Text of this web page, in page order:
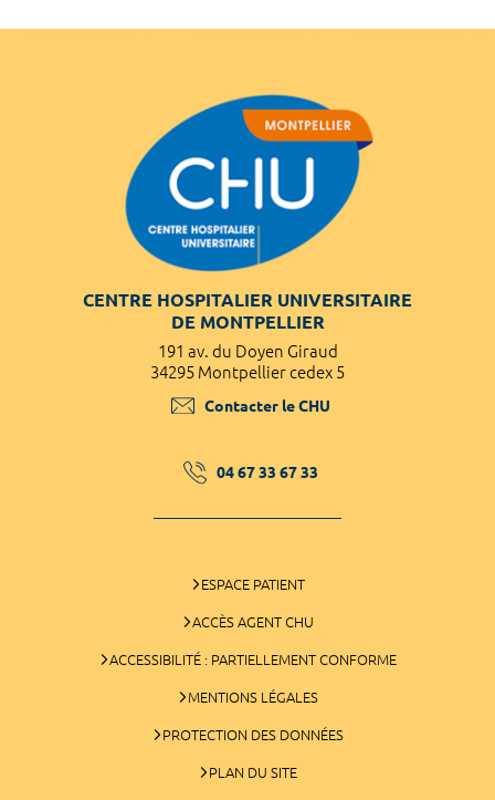
CENTRE HOSPITALIER UNIVERSITAIRE
DE MONTPELLIER
191 av. du Doyen Giraud
34295 Montpellier cedex 5
Contacter le CHU
04 67 33 67 33
ESPACE PATIENT
ACCÈS AGENT CHU
ACCESSIBILITÉ : PARTIELLEMENT CONFORME
MENTIONS LÉGALES
PROTECTION DES DONNÉES
PLAN DU SITE